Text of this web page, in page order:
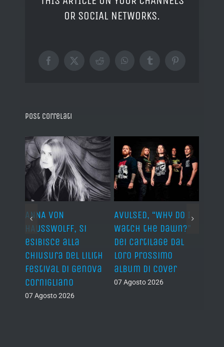
OR SOCIAL NETWORKS.
Facebook
X RedditWhatsAppTumblrPinterest
Post correlati
ANNA VON
HAUSSWOLFF, si
esibisce alla
chiusura del Lilith
Festival di Genova
Cornigliano
07 Agosto 2026
AVULSED, “Why Do I
Watch the Dawn?”
dei Cartilage dal
loro prossimo
album di cover
07 Agosto 2026